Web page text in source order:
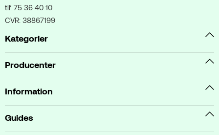
tlf. 75 36 40 10
CVR: 38867199
Kategorier
Producenter
Information
Guides